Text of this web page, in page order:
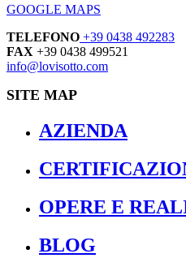
GOOGLE MAPS
TELEFONO +39 0438 492283
FAX +39 0438 499521
info@lovisotto.com
SITE MAP
AZIENDA
OPERE E
BLOG